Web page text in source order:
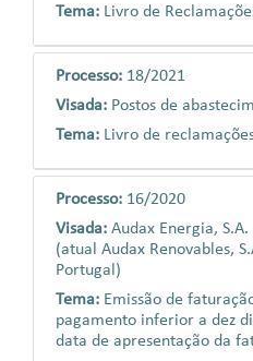
Tema: Livro de
Processo: 18/2021
Visada: Postos de
Tema: Livro de
Processo: 16/2020
Visada: Audax Energia,
(atual Audax Renovables,
Portugal)
Tema: Emissão de
pagamento inferior a dez
data de apresentação da